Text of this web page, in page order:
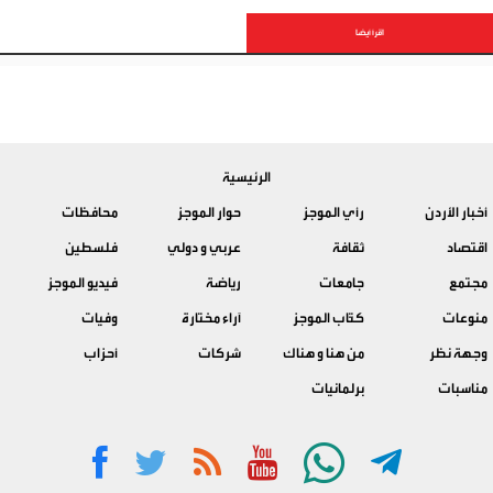
اقرأ أيضا
الرئيسية
أخبار الأردن
رأي الموجز حوار الموجز
محافظات
اقتصاد
ثقافة عربي و دولي
فلسطين
مجتمع
جامعات رياضة
فيديو الموجز
منوعات
كتّاب الموجز آراء مختارة
وفيات
وجهة نظر
من هنا و هناك شركات
أحزاب
مناسبات
برلمانيات